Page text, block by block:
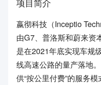
项目简介
嬴彻科技（Inceptio
由G7、普洛斯和蔚来资
是在2021年底实现车规
线高速公路的量产落地
供“按公里付费”的服务